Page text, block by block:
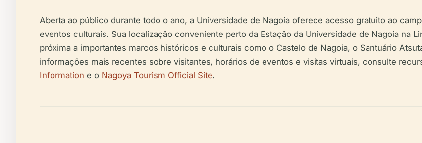
Aberta ao público durante todo o ano, a Universidade de Nagoia oferece acesso gratuito ao
eventos culturais. Sua localização conveniente perto da Estação da Universidade de Nagoia na
próxima a importantes marcos históricos e culturais como o Castelo de Nagoia, o Santuário
informações mais recentes sobre visitantes, horários de eventos e visitas virtuais, consulte
Information e o Nagoya Tourism Official Site.